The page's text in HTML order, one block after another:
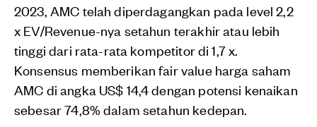
2023, AMC telah diperdagangkan pada level 2,2
x EV/Revenue-nya setahun terakhir atau lebih
tinggi dari rata-rata kompetitor di 1,7 x.
Konsensus memberikan fair value harga saham
AMC di angka US$ 14,4 dengan potensi kenaikan
sebesar 74,8% dalam setahun kedepan.